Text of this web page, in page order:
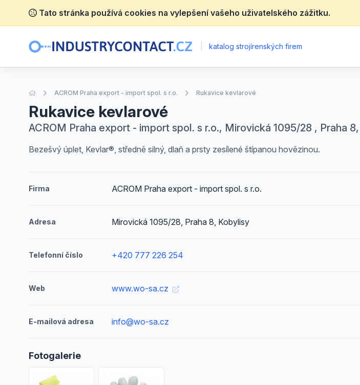
Tato stránka používá cookies na vylepšení vašeho uživatelského zážitku.
katalog strojírenských firem
Úvodní stránka
ACROM Praha export - import spol. s r.o. Rukavice kevlarové
Rukavice kevlarové
ACROM Praha export - import spol. s r.o., Mirovická 1095/28 , Praha
Bezešvý úplet, Kevlar®, středně silný, dlaň a prsty zesílené štípanou hovězinou.
Firma ACROM Praha export - import spol. s r.o.
Adresa Mirovická 1095/28, Praha 8, Kobylisy
Telefonní číslo +420 777 226 254
Web www.wo-sa.cz
E-mailová adresa info@wo-sa.cz
Fotogalerie